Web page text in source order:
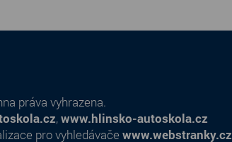
práva vyhrazena.
,www.hlinsko-autoskola.cz
pro vyhledávače www.webstranky.cz